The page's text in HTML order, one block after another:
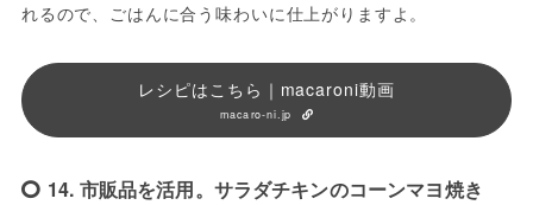
れるので、ごはんに合う味わいに仕上がりますよ。
レシピはこちら｜macaroni動画
macaro-ni.jp
14. 市販品を活用。サラダチキンのコーンマヨ焼き